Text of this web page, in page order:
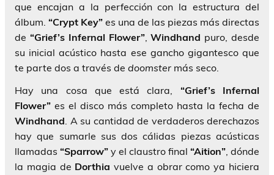
que encajan a la perfección con la estructura del
álbum. “Crypt Key” es una de las piezas más directas
de “Grief’s Infernal Flower”,Windhand puro, desde
su inicial acústico hasta ese gancho gigantesco que
te parte dos a través de doomster más seco.
Hay una cosa que está clara, “Grief’s Infernal
Flower” es el disco más completo hasta la fecha de
Windhand. A su cantidad de verdaderos derechazos
hay que sumarle sus dos cálidas piezas acústicas
llamadas “Sparrow” y el claustro final “Aition”, dónde
la magia de Dorthia vuelve a obrar como ya hiciera